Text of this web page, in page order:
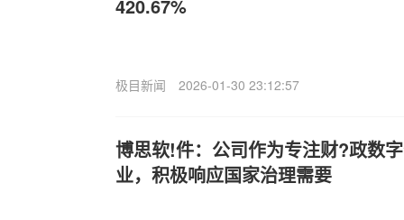
420.67%
极目新闻 2026-01-30 23:12:57
博思软!件：公司作为专注财?政数
业，积极响应国家治理需要